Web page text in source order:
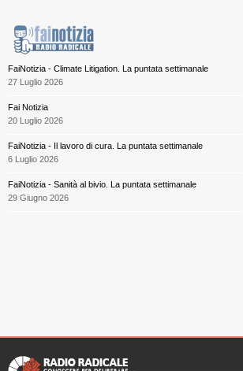
FaiNotizia - Climate Litigation. La puntata settimanale
27 Luglio 2026
Fai Notizia
20 Luglio 2026
FaiNotizia - Il lavoro di cura. La puntata settimanale
6 Luglio 2026
FaiNotizia - Sanità al bivio. La puntata settimanale
29 Giugno 2026